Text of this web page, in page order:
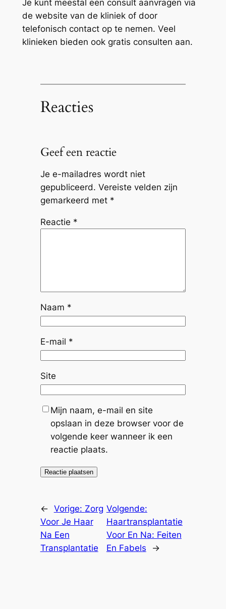
Je kunt meestal een consult aanvragen via
de website van de kliniek of door
telefonisch contact op te nemen. Veel
klinieken bieden ook gratis consulten aan.
Reacties
Geef een reactie
Je e-mailadres wordt niet
gepubliceerd. Vereiste velden zijn
gemarkeerd met *
Reactie *
Naam *
E-mail *
Site
Mijn naam, e-mail en site
opslaan in deze browser voor de
volgende keer wanneer ik een
reactie plaats.
← Vorige: Zorg
Voor Je Haar
Na Een
Transplantatie
Volgende:
Haartransplantatie
Voor En Na: Feiten
En Fabels
→